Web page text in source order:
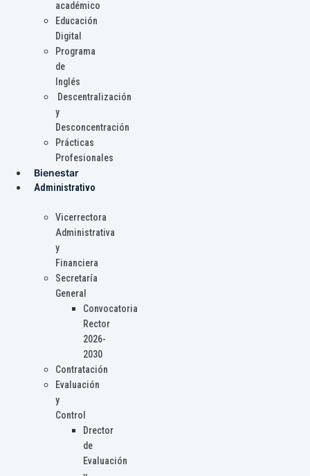
académico
Educación
Digital
Programa
de
Inglés
Descentralización
y
Desconcentración
Prácticas
Profesionales
Bienestar
Administrativo
Vicerrectora
Administrativa
y
Financiera
Secretaría
General
Convocatoria
Rector
2026-
2030
Contratación
Evaluación
y
Control
Drector
de
Evaluación